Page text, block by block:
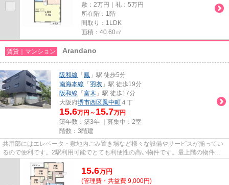
敷：2万円｜礼：5万円
所在階：1階
間取り：1LDK
面積：40.60㎡
賃貸｜マンション Arandano
阪和線 「 鳳 」駅 徒歩5分
南海本線 「 羽衣 」駅 徒歩19分
阪和線 「 富木 」駅 徒歩17分
大阪府堺市西区鳳中町 ４丁
15.6万円～ 15.7万円
築年数：築3年 ｜募集中： 2室
階数：3階建
共用部にはエレベータ・敷地内ごみ置き場など様々な設備やサービスが揃ってい
るので便利です。2駅利用可能でとても利便性の高い物件です。最上階の物件で
す。こちらはマンションタイプ...
15.6万円
(管理費・共益費 9,000円)